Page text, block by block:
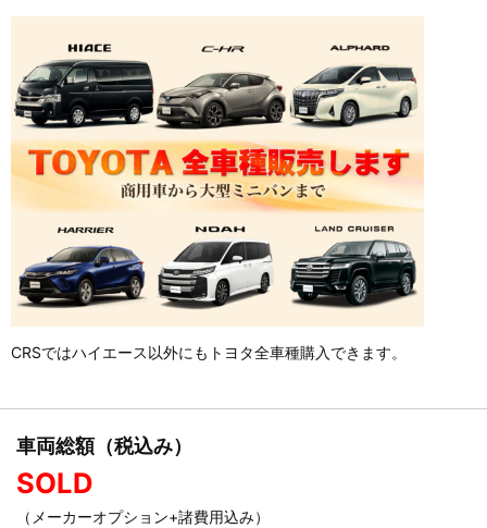
CRSではハイエース以外にもトヨタ全車種購入できます。
車両総額（税込み）
SOLD
（メーカーオプション+諸費用込み）